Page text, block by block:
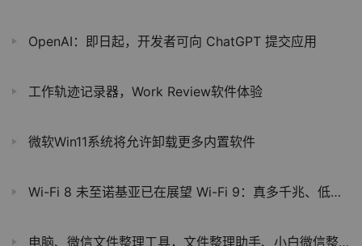
OpenAI：即日起，开发者可向 ChatGPT 提交应用
工作轨迹记录器，Work Review软件体验
微软Win11系统将允许卸载更多内置软件
Wi-Fi 8 未至诺基亚已在展望 Wi-Fi 9：真多千兆、低延迟、高可靠、密集设备
电脑、微信文件整理工具，文件整理助手、小白微信整理软件体验